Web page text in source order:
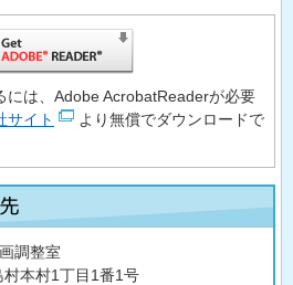
には、Adobe AcrobatReaderが必要
サイト
より無償でダウンロードで
調整室
本村1丁目1番1号